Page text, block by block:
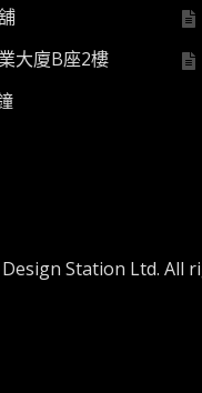
大廈B座2樓
Station Ltd. All